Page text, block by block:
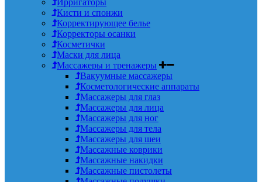
Кисти и спонжи
Корректирующее белье
Корректоры осанки
Косметички
Маски для лица
Массажеры и тренажеры
Вакуумные массажеры
Косметологические аппараты
Массажеры для глаз
Массажеры для лица
Массажеры для ног
Массажеры для тела
Массажеры для шеи
Массажные коврики
Массажные накидки
Массажные пистолеты